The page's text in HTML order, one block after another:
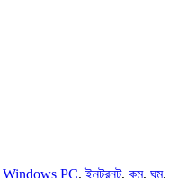
Windows PC,ইনটরনট, কম, ঘম,